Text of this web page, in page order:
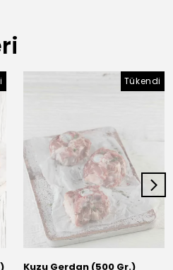
Tükendi
Kuzu Gerdan (500 Gr.)